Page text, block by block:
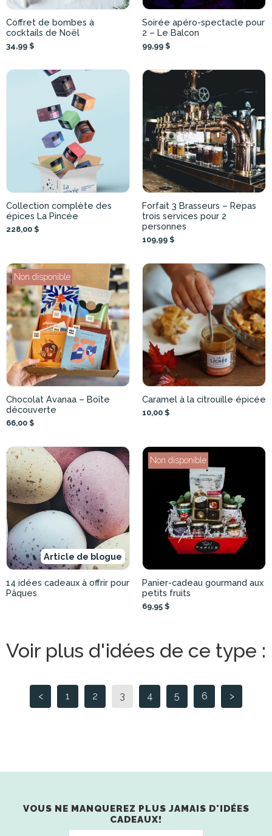
Coffret de bombes à
cocktails de Noël
34,99 $
Soirée apéro-spectacle pour
2 – Le Balcon
99,99 $
Collection complète des
épices La Pincée
228,00 $
Forfait 3 Brasseurs – Repas
trois services pour 2
personnes
109,99 $
Non disponible
Chocolat Avanaa – Boîte
découverte
66,00 $
Caramel à la citrouille épicée
10,00 $
Article de blogue
14 idées cadeaux à offrir pour
Pâques
Non disponible
Panier-cadeau gourmand aux
petits fruits
69,95 $
Voir plus d'idées de ce type :
< 1 2 3 4 5 6 >
VOUS NE MANQUEREZ PLUS JAMAIS D'IDÉES
CADEAUX!